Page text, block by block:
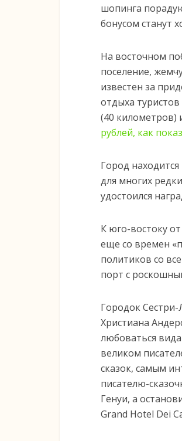
шопинга
бонусом станут
На восточном
поселение,
известен за
отдыха
(40 километров)
рублей, как
Город
для многих
удостоился
К юго-востоку
еще со времен
политиков со
порт с
Городок Сестри-
Христиана
любоваться
великом
сказок, самым
писателю-
Генуи, а
Grand Hotel Dei